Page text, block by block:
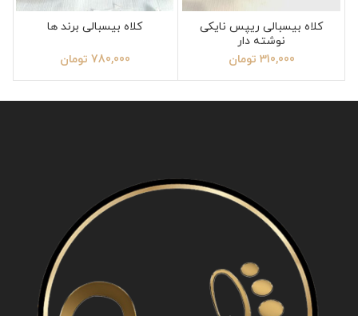
کلاه بیسبالی ریپس نایکی
نوشته دار
310,000 تومان
کلاه بیسبالی برند ها
780,000 تومان